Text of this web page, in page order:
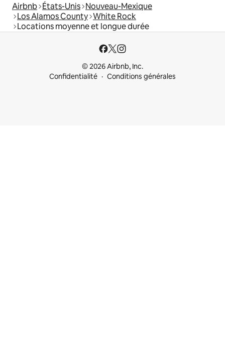
Airbnb États-Unis Nouveau-Mexique
Los Alamos County White Rock
Locations moyenne et longue durée
© 2026 Airbnb, Inc.
Confidentialité
Conditions générales